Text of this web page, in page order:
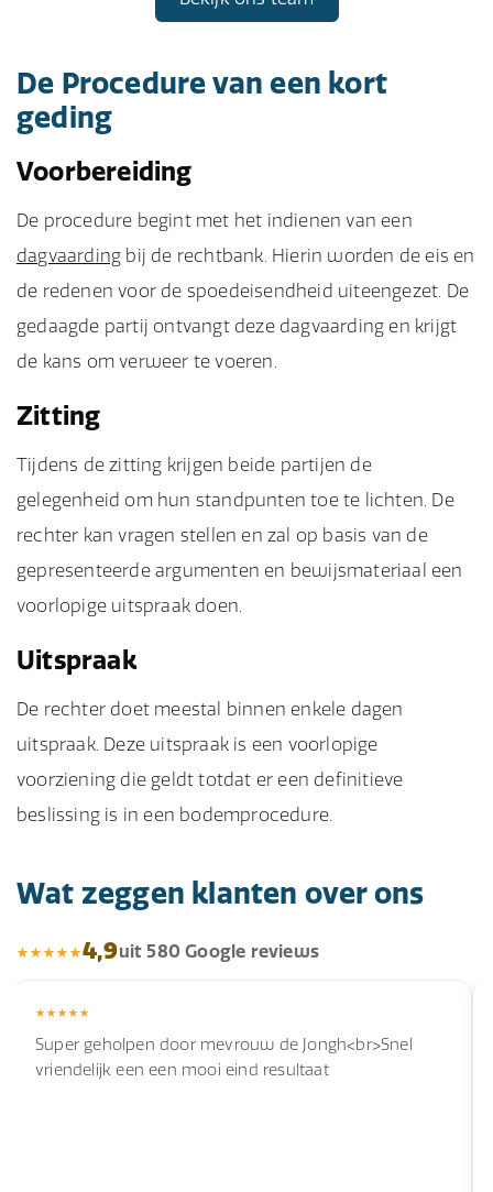
De Procedure van een kort
geding
Voorbereiding
De procedure begint met het indienen van een
dagvaarding bij de rechtbank. Hierin worden de eis en
de redenen voor de spoedeisendheid uiteengezet. De
gedaagde partij ontvangt deze dagvaarding en krijgt
de kans om verweer te voeren.
Zitting
Tijdens de zitting krijgen beide partijen de
gelegenheid om hun standpunten toe te lichten. De
rechter kan vragen stellen en zal op basis van de
gepresenteerde argumenten en bewijsmateriaal een
voorlopige uitspraak doen.
Uitspraak
De rechter doet meestal binnen enkele dagen
uitspraak. Deze uitspraak is een voorlopige
voorziening die geldt totdat er een definitieve
beslissing is in een bodemprocedure.
Wat zeggen klanten over ons
4,9uit 580 Google reviews
Super geholpen door mevrouw de Jongh<br>Snel
vriendelijk een een mooi eind resultaat